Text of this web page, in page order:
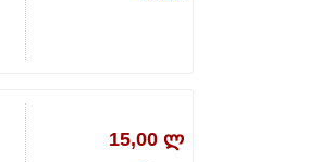
15,00 ლ